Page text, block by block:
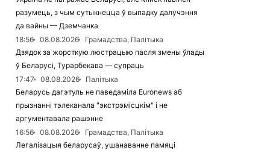
разумець, з чым сутыкнецца ў выпадку далучэння
да вайны — Дземчанка
18:56
08.08.2026
Грамадства, Палітыка
Дзядок за жорсткую люстрацыю пасля змены ўлады
ў Беларусі, Турарбекава — супраць
17:47
08.08.2026
Палітыка
Беларусь дагэтуль не паведаміла Euronews аб
прызнанні тэлеканала "экстрэмісцкім" і не
аргументавала рашэнне
16:56
08.08.2026
Грамадства, Палітыка
Легалізацыя беларусаў, ушанаванне памяці